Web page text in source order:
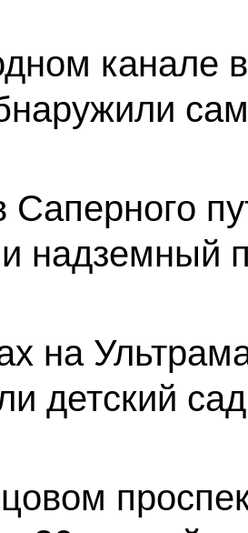
канале
Саперного
надземный
на
детский сад